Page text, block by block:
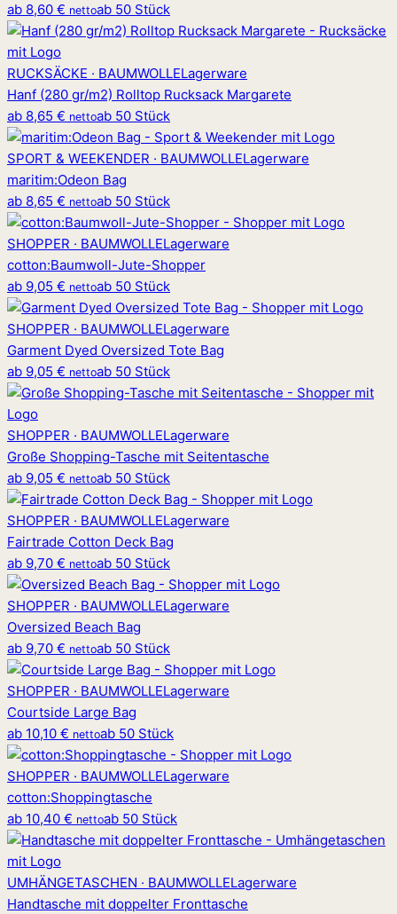
ab 8,60 € nettoab 50 Stück
RUCKSÄCKE · BAUMWOLLELagerware
Hanf (280 gr/m2) Rolltop Rucksack Margarete
ab 8,65 € nettoab 50 Stück
SPORT & WEEKENDER · BAUMWOLLELagerware
maritim:Odeon Bag
ab 8,65 € nettoab 50 Stück
SHOPPER · BAUMWOLLELagerware
cotton:Baumwoll-Jute-Shopper
ab 9,05 € nettoab 50 Stück
SHOPPER · BAUMWOLLELagerware
Garment Dyed Oversized Tote Bag
ab 9,05 € nettoab 50 Stück
SHOPPER · BAUMWOLLELagerware
Große Shopping-Tasche mit Seitentasche
ab 9,05 € nettoab 50 Stück
SHOPPER · BAUMWOLLELagerware
Fairtrade Cotton Deck Bag
ab 9,70 € nettoab 50 Stück
SHOPPER · BAUMWOLLELagerware
Oversized Beach Bag
ab 9,70 € nettoab 50 Stück
SHOPPER · BAUMWOLLELagerware
Courtside Large Bag
ab 10,10 € nettoab 50 Stück
SHOPPER · BAUMWOLLELagerware
cotton:Shoppingtasche
ab 10,40 € nettoab 50 Stück
UMHÄNGETASCHEN · BAUMWOLLELagerware
Handtasche mit doppelter Fronttasche